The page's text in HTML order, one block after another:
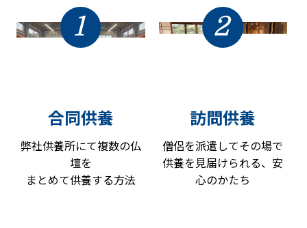
1
合同供養
弊社供養所にて複数の仏
壇を
まとめて供養する方法
2
訪問供養
僧侶を派遣してその場で
供養を見届けられる、安
心のかたち